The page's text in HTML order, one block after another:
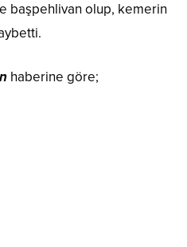
başpehlivan olup, kemerin
haberine göre;